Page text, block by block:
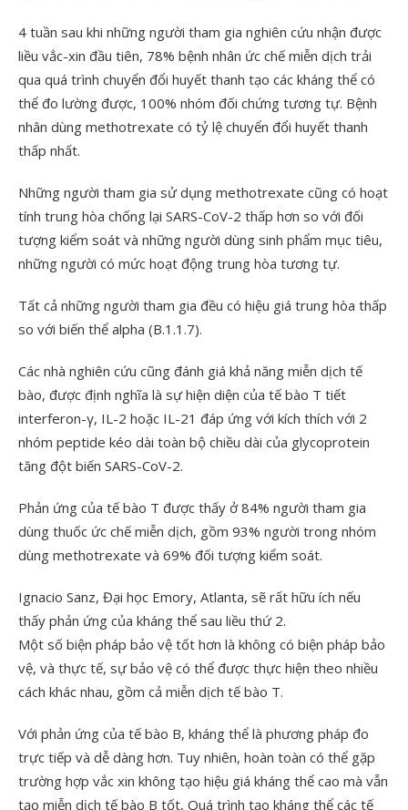
4 tuần sau khi những người tham gia nghiên cứu nhận được
liều vắc-xin đầu tiên, 78% bệnh nhân ức chế miễn dịch trải
qua quá trình chuyển đổi huyết thanh tạo các kháng thể có
thể đo lường được, 100% nhóm đối chứng tương tự. Bệnh
nhân dùng methotrexate có tỷ lệ chuyển đổi huyết thanh
thấp nhất.
Những người tham gia sử dụng methotrexate cũng có hoạt
tính trung hòa chống lại SARS-CoV-2 thấp hơn so với đối
tượng kiểm soát và những người dùng sinh phẩm mục tiêu,
những người có mức hoạt động trung hòa tương tự.
Tất cả những người tham gia đều có hiệu giá trung hòa thấp
so với biến thể alpha (B.1.1.7).
Các nhà nghiên cứu cũng đánh giá khả năng miễn dịch tế
bào, được định nghĩa là sự hiện diện của tế bào T tiết
interferon-γ, IL-2 hoặc IL-21 đáp ứng với kích thích với 2
nhóm peptide kéo dài toàn bộ chiều dài của glycoprotein
tăng đột biến SARS-CoV-2.
Phản ứng của tế bào T được thấy ở 84% người tham gia
dùng thuốc ức chế miễn dịch, gồm 93% người trong nhóm
dùng methotrexate và 69% đối tượng kiểm soát.
Ignacio Sanz, Đại học Emory, Atlanta, sẽ rất hữu ích nếu
thấy phản ứng của kháng thể sau liều thứ 2.
Một số biện pháp bảo vệ tốt hơn là không có biện pháp bảo
vệ, và thực tế, sự bảo vệ có thể được thực hiện theo nhiều
cách khác nhau, gồm cả miễn dịch tế bào T.
Với phản ứng của tế bào B, kháng thể là phương pháp đo
trực tiếp và dễ dàng hơn. Tuy nhiên, hoàn toàn có thể gặp
trường hợp vắc xin không tạo hiệu giá kháng thể cao mà vẫn
tạo miễn dịch tế bào B tốt, Quá trình tạo kháng thể các tế